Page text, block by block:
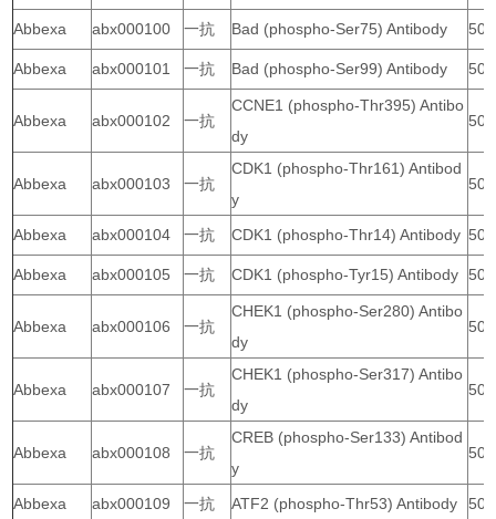
Abbexa abx000100 一抗 Bad (phospho-Ser75) Antibody 50
Abbexa abx000101 一抗 Bad (phospho-Ser99) Antibody 50
Abbexa abx000102 一抗
CCNE1 (phospho-Thr395) Antibo
dy
50
Abbexa abx000103 一抗
CDK1 (phospho-Thr161) Antibod
y
50
Abbexa abx000104 一抗 CDK1 (phospho-Thr14) Antibody 50
Abbexa abx000105 一抗 CDK1 (phospho-Tyr15) Antibody 50
Abbexa abx000106 一抗
CHEK1 (phospho-Ser280) Antibo
dy
50
Abbexa abx000107 一抗
CHEK1 (phospho-Ser317) Antibo
dy
50
Abbexa abx000108 一抗
CREB (phospho-Ser133) Antibod
y
50
Abbexa abx000109 一抗 ATF2 (phospho-Thr53) Antibody 50